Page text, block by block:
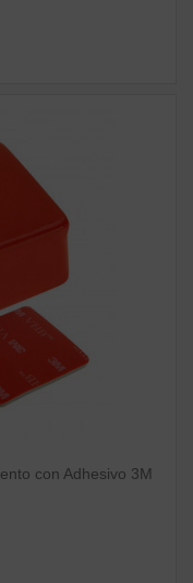
con Adhesivo 3M